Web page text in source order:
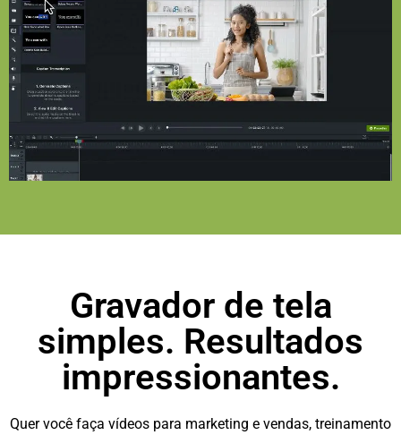
Gravador de tela
simples. Resultados
impressionantes.
Quer você faça vídeos para marketing e vendas, treinamento